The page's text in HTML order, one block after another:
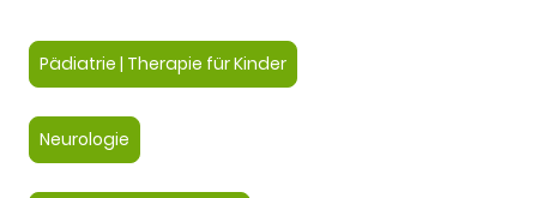
Pädiatrie | Therapie für Kinder
Neurologie